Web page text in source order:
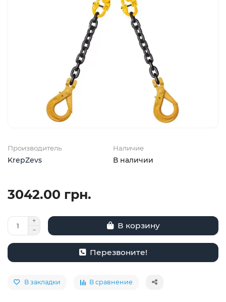
Производитель
KrepZevs
Наличие
В наличии
3042.00 грн.
В корзину
Перезвоните!
В закладки В сравнение